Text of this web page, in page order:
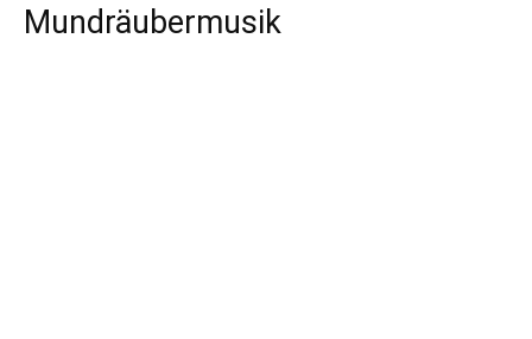
Mundräubermusik